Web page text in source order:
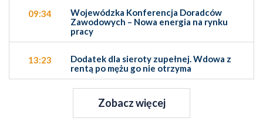
09:34
Wojewódzka Konferencja Doradców
Zawodowych – Nowa energia na rynku
pracy
13:23
Dodatek dla sieroty zupełnej. Wdowa z
rentą po mężu go nie otrzyma
Zobacz więcej